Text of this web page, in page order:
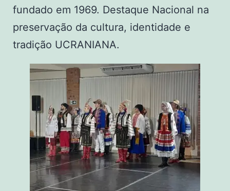
fundado em 1969. Destaque Nacional na
preservação da cultura, identidade e
tradição UCRANIANA.